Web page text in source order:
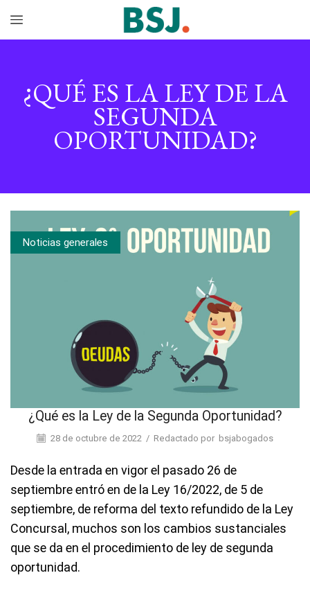
¿QUÉ ES LA LEY DE LA
SEGUNDA
OPORTUNIDAD?
Noticias generales
¿Qué es la Ley de la Segunda Oportunidad?
28 de octubre de 2022 / Redactado por bsjabogados
Desde la entrada en vigor el pasado 26 de
septiembre entró en de la Ley 16/2022, de 5 de
septiembre, de reforma del texto refundido de la Ley
Concursal, muchos son los cambios sustanciales
que se da en el procedimiento de ley de segunda
oportunidad.